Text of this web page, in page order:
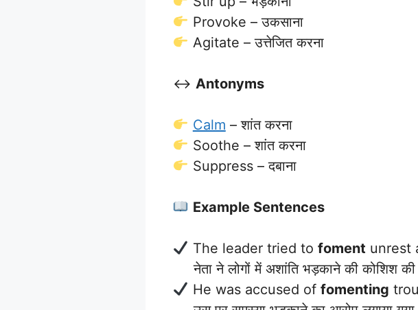
Provoke – उकसाना
Agitate – उत्तेजित करना
↔️ Antonyms
Calm – शांत करना
Soothe – शांत करना
Suppress – दबाना
Example Sentences
The leader tried to foment unrest
नेता ने लोगों में अशांति भड़काने की कोशिश
He was accused of fomenting